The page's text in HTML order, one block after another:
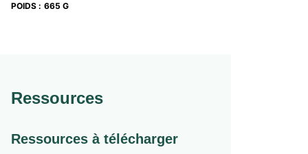
POIDS : 665 G
Ressources
Ressources à télécharger